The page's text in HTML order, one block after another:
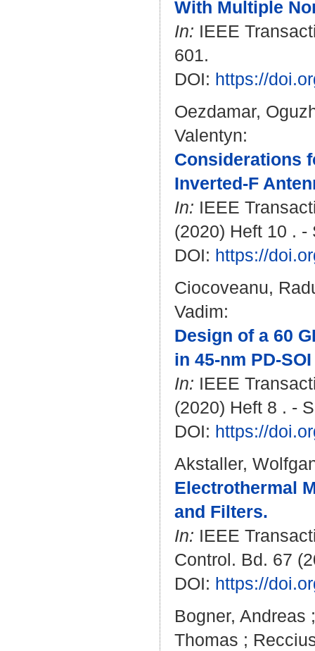
With Multiple
In: IEEE
601.
DOI: https://
Oezdamar,
Valentyn:
Considerations
Inverted-F
In: IEEE
(2020) Heft 10 . -
DOI: https://
Ciocoveanu,
Vadim:
Design of a 60
in 45-nm PD-
In: IEEE
(2020) Heft 8 . -
DOI: https://
Akstaller,
Electrothermal
and Filters.
In: IEEE
Control. Bd. 67
DOI: https://
Bogner, Andreas
Thomas ;